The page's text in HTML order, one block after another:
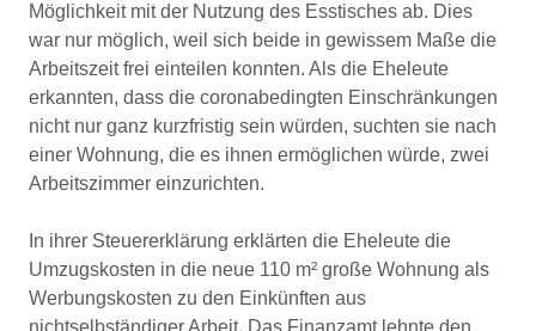
Möglichkeit mit der Nutzung des Esstisches ab. Dies
war nur möglich, weil sich beide in gewissem Maße die
Arbeitszeit frei einteilen konnten. Als die Eheleute
erkannten, dass die coronabedingten Einschränkungen
nicht nur ganz kurzfristig sein würden, suchten sie nach
einer Wohnung, die es ihnen ermöglichen würde, zwei
Arbeitszimmer einzurichten.
In ihrer Steuererklärung erklärten die Eheleute die
Umzugskosten in die neue 110 m² große Wohnung als
Werbungskosten zu den Einkünften aus
nichtselbständiger Arbeit. Das Finanzamt lehnte den